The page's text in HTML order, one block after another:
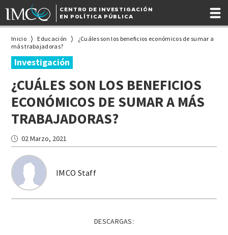
CENTRO DE INVESTIGACIÓN
EN POLÍTICA PÚBLICA
Inicio Educación
¿Cuáles son los beneficios económicos de sumar a
más trabajadoras?
Investigación
¿CUÁLES SON LOS BENEFICIOS
ECONÓMICOS DE SUMAR A MÁS
TRABAJADORAS?
IMCO Staff
02 Marzo, 2021
DESCARGAS: